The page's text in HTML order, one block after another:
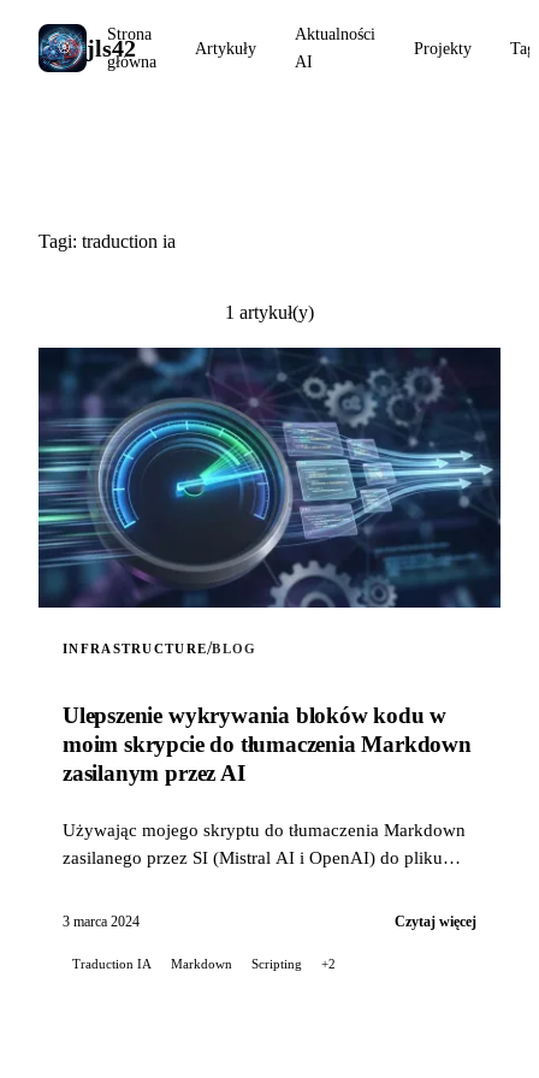
jls42
Strona
główna
Artykuły
Aktualności
AI
Projekty Tagi
Tagi: traduction ia
1 artykuł(y)
INFRASTRUCTURE/BLOG
Ulepszenie wykrywania bloków kodu w
moim skrypcie do tłumaczenia Markdown
zasilanym przez AI
Używając mojego skryptu do tłumaczenia Markdown
zasilanego przez SI (Mistral AI i OpenAI) do pliku
GitLabie, napotkałem...
3 marca 2024 Czytaj więcej
Traduction IA Markdown Scripting +2